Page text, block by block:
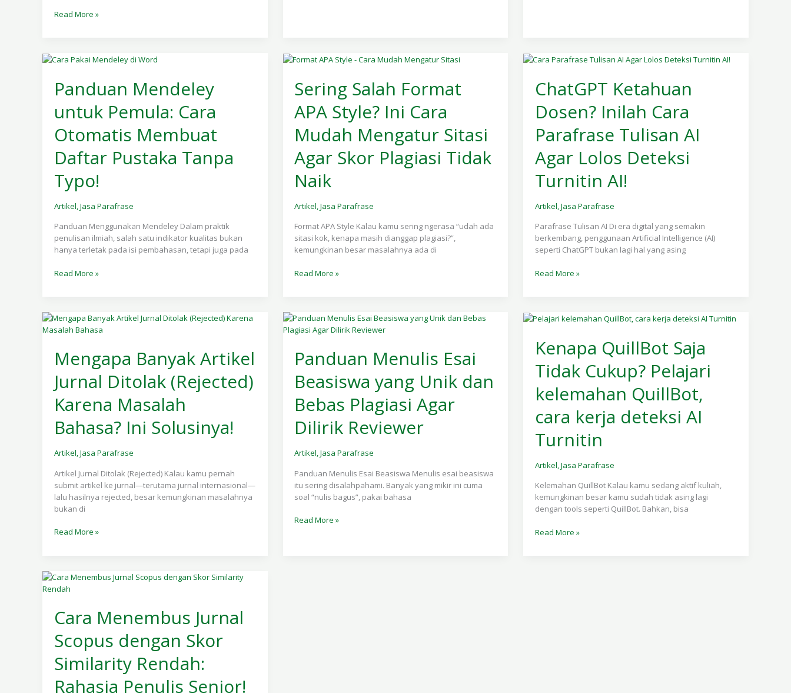
Read More »
Panduan Mendeley
untuk Pemula: Cara
Otomatis Membuat
Daftar Pustaka Tanpa
Typo!
Artikel,Jasa Parafrase
Panduan Menggunakan Mendeley Dalam praktik
penulisan ilmiah, salah satu indikator kualitas bukan
hanya terletak pada isi pembahasan, tetapi juga pada
Mendeley
untuk
Pemula:
Cara
Otomatis
Membuat
Daftar
Pustaka
Tanpa
Typo!
Read More »
Sering Salah Format
APA Style? Ini Cara
Mudah Mengatur Sitasi
Agar Skor Plagiasi Tidak
Naik
Artikel,Jasa Parafrase
Format APA Style Kalau kamu sering ngerasa “udah ada
sitasi kok, kenapa masih dianggap plagiasi?”,
kemungkinan besar masalahnya ada di
Salah
Format
APA
Style?
Ini
Cara
Mudah
Mengatur
Sitasi
Agar
Plagiasi
Tidak
Naik
Read More »
ChatGPT Ketahuan
Dosen? Inilah Cara
Parafrase Tulisan AI
Agar Lolos Deteksi
Turnitin AI!
Artikel,Jasa Parafrase
Parafrase Tulisan AI Di era digital yang semakin
berkembang, penggunaan Artificial Intelligence (AI)
seperti ChatGPT bukan lagi hal yang asing
Ketahuan
Dosen?
Inilah
Cara
Parafrase
Tulisan
AI
Agar
Lolos
Deteksi
AI!
Read More »
Mengapa Banyak Artikel
Jurnal Ditolak (Rejected)
Karena Masalah
Bahasa? Ini Solusinya!
Artikel,Jasa Parafrase
Artikel Jurnal Ditolak (Rejected) Kalau kamu pernah
submit artikel ke jurnal—terutama jurnal internasional—
lalu hasilnya rejected, besar kemungkinan masalahnya
bukan di
Mengapa
Artikel
Jurnal
Ditolak
(Rejected)
Karena
Masalah
Bahasa?
Ini
Read More »
Panduan Menulis Esai
Beasiswa yang Unik dan
Bebas Plagiasi Agar
Dilirik Reviewer
Artikel,Jasa Parafrase
Panduan Menulis Esai Beasiswa Menulis esai beasiswa
itu sering disalahpahami. Banyak yang mikir ini cuma
soal “nulis bagus”, pakai bahasa
Panduan
Esai
Beasiswa
yang
Unik
dan
Bebas
Plagiasi
Agar
Reviewer
Read More »
Kenapa QuillBot Saja
Tidak Cukup? Pelajari
kelemahan QuillBot,
cara kerja deteksi AI
Turnitin
Artikel,Jasa Parafrase
Kelemahan QuillBot Kalau kamu sedang aktif kuliah,
kemungkinan besar kamu sudah tidak asing lagi
dengan tools seperti QuillBot. Bahkan, bisa
QuillBot
Saja
Tidak
Cukup?
Pelajari
kelemahan
cara
kerja
deteksi
Turnitin
Read More »
Cara Menembus Jurnal
Scopus dengan Skor
Similarity Rendah:
Rahasia Penulis Senior!
Cara
Jurnal
Scopus
dengan
Skor
Similarity
Rendah:
Rahasia